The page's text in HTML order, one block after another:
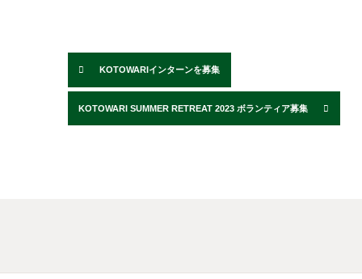
KOTOWARIインターンを募集
KOTOWARI SUMMER RETREAT 2023 ボランティア募集